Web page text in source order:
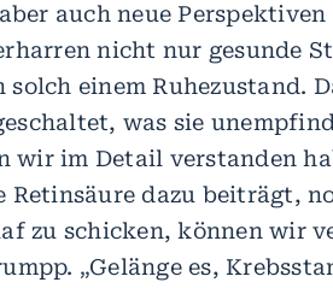
auch neue
nicht nur gesunde
einem Ruhezustand.
was sie
wir im Detail verstanden
Retinsäure dazu beiträgt,
zu schicken, können wir
„Gelänge es,